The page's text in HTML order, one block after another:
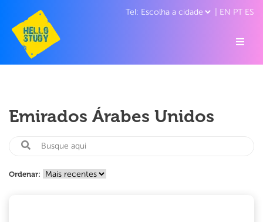
EN PT ES
Emirados Árabes Unidos
Ordenar: